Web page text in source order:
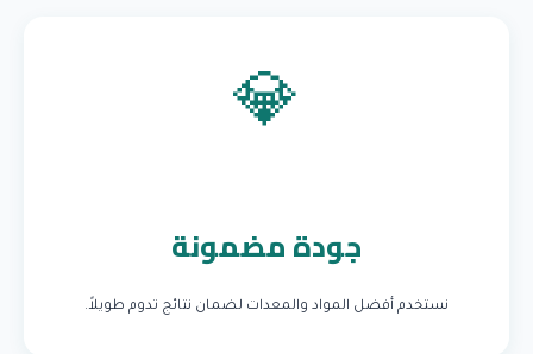
💎
جودة مضمونة
نستخدم أفضل المواد والمعدات لضمان نتائج تدوم طويلاً.